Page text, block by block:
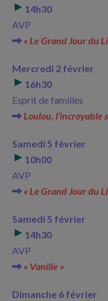
14h30
AVP
« Le Grand Jour du
Mercredi 2 février
16h30
Esprit de familles
Loulou, l’incroyable
Samedi 5 février
10h00
AVP
« Le Grand Jour du
Samedi 5 février
14h30
AVP
« Vanille »
Dimanche 6 février